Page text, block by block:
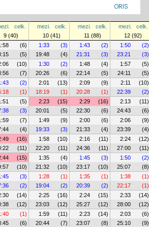
ORIS
celk. mezi. celk. mezi. celk. mezi. celk.
9 (40) 10 (41) 11 (88) 12 (92)
(6) 1:33 (3) 1:43 (2) 1:50 (2)
(5) 19:48 (4) 21:31 (3) 23:21 (3)
(10) 1:30 (2) 1:48 (4) 1:57 (5)
(7) 20:26 (6) 22:14 (5) 24:11 (5)
(2) 2:01 (13) 2:09 (9) 2:11 (10)
(1) 18:19 (1) 20:28 (1) 22:39 (2)
(5) 2:23 (15) 2:29 (16) 2:13 (11)
(3) 20:01 (5) 22:30 (6) 24:43 (6)
(7) 1:49 (9) 2:00 (6) 2:06 (9)
(4) 19:33 (3) 21:33 (4) 23:39 (4)
(16) 1:58 (10) 2:16 (11) 2:24 (12)
(11) 22:20 (11) 24:36 (11) 27:00 (11)
(15) 1:35 (4) 1:45 (3) 1:50 (2)
(10) 21:32 (10) 23:17 (10) 25:07 (8)
(3) 1:28 (1) 1:35 (1) 1:38 (1)
(2) 19:04 (2) 20:39 (2) 22:17 (1)
(14) 2:25 (16) 2:24 (15) 2:33 (14)
(12) 23:03 (12) 25:27 (12) 28:00 (12)
(1) 1:59 (11) 2:23 (14) 2:03 (6)
(6) 20:44 (7) 23:07 (8) 25:10 (9)